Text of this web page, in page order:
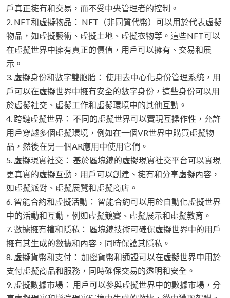
戶真正擁有和交易，而不受中央管理者的控制。
2. NFT和虛擬物品： NFT（非同質代幣）可以用於代表虛擬
物品，如虛擬藝術、虛擬土地、虛擬衣物等。這些NFT可以
在虛擬世界中擁有真正的價值，用戶可以擁有、交易和展
示。
3. 虛擬身份和數字雙胞胎： 使用去中心化身份管理系統，用
戶可以在虛擬世界中擁有安全的數字身份，這些身份可以用
於虛擬社交、虛擬工作和虛擬環境中的其他互動。
4. 跨鏈虛擬世界： 不同的虛擬世界可以實現互操作性，允許
用戶穿越多個虛擬環境，例如在一個VR世界中購買虛擬物
品，然後在另一個AR應用中使用它們。
5. 虛擬現實社交： 基於區塊鏈的虛擬現實社交平台可以實現
更真實的虛擬互動，用戶可以創建、擁有和分享虛擬內容，
如虛擬派對、虛擬展覽和虛擬商店。
6. 智能合約和虛擬活動： 智能合約可以用於自動化虛擬世界
中的活動和互動，例如虛擬競賽、虛擬展示和虛擬教育。
7. 數據擁有權和隱私： 區塊鏈技術可確保虛擬世界中的用戶
擁有其生成的數據和內容，同時保護其隱私。
8. 虛擬貨幣和支付： 加密貨幣和通證可以在虛擬世界中用於
支付虛擬商品和服務，同時確保交易的透明和安全。
9. 虛擬數據市場： 用戶可以參與虛擬世界中的數據市場，分